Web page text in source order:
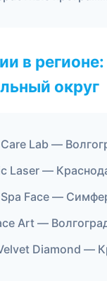
в
округ
Lab —
Laser —
Face —
Art —
Diamond —